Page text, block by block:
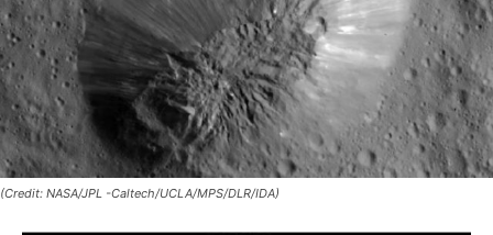
(Credit: NASA/JPL -Caltech/UCLA/MPS/DLR/IDA)